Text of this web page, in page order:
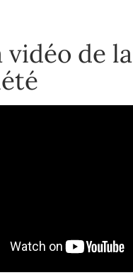
vidéo de la